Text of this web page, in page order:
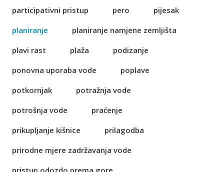
participativni pristup
pero
pijesak
planiranje
planiranje namjene zemljišta
plavi rast
plaža
podizanje
ponovna uporaba vode
poplave
potkornjak
potražnja vode
potrošnja vode
praćenje
prikupljanje kišnice
prilagodba
prirodne mjere zadržavanja vode
pristup odozdo prema gore